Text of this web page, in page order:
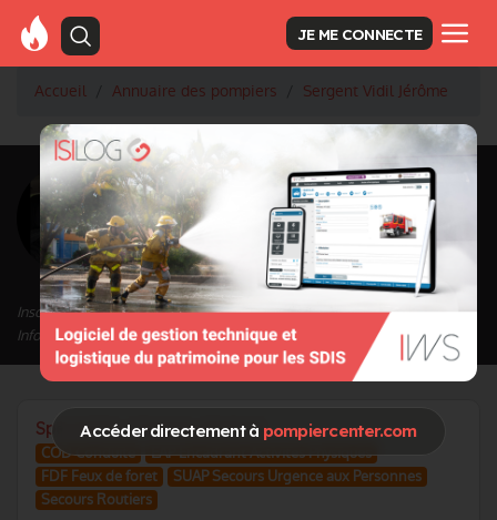
Accéder directement à pompiercenter.com
JE ME CONNECTE
Accueil Annuaire des pompiers Sergent Vidil Jérôme
Retour à la liste des pompiers
Vidil Jérôme
Grade : Sergent
Inscrit depuis le 27/05/2025 à 20:07
Informations mises à jour le 27/05/2025 à 20:09
Spécialités / Centres d'intérêt
COD Conduite
EAP Encadrant Activites Physiques
FDF Feux de foret
SUAP Secours Urgence aux Personnes
Secours Routiers